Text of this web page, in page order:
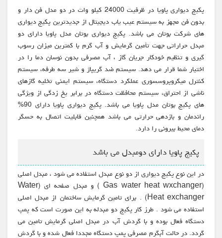
پکیج دیواری پاویا در ظرفیت 24000 کیلو وات در دو مدل فن دار و
بدون فن مجهز به سیستم عیب یاب دیجیتال از جدیدترین پکیج دیواری
های شرکت بوتان می باشد. پکیج دیواری بوتان مدل پاویا دارای دو
مبدل حراراتی جهت تأمین گرمایش و آب گرم با کمترین میزان رسوب
گیری و تنظیم خودکار جریان گاز ، آب مصرفی بدون نوسان دما را در
اختیار شما قرار می دهد. سیستم ضد گریپاژ و شیر سه طرفه، سیستم
کنترل میکروپروسسوری عملکرد دستگاه، سیستم ایمنی تخلیه گازهای
ناشی از احتراق، سیستم محافظت دستگاه در برابر یخ زدگی از ویژگی
های پکیج بوتان مدل پاویا می باشد. پکیج دیواری پاویا دارای 90%
راندمان و بازدهی حرارتی می باشد همچنین قابلیت اتصال به حسگر
دمای محیط بیرونی را دارد.
پکیج پاویا دارای دومبدل می باشد
در این نوع پکیج دیواری از دو نوع مبدل استفاده می شود ، مبدل اصلی
(Gas water heat wxchanger ) و مبدل صفحه ای (Water
Heat exchanger) . برای تامین گرمایش ساختمان از مبدل اصلی
استفاده می شود . طرز کار پکیج دو مبدله به این صورت است که پمپ
دستگاه فعال بوده و با گردش آب در مبدل اصلی گرمایش تامین می
گردد. در حالت آبگرم مصرفی پمپ دستگاه مجددا فعال شده و با گردش